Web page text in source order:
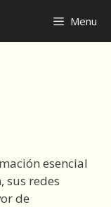
Menu
esencial
sus redes
de